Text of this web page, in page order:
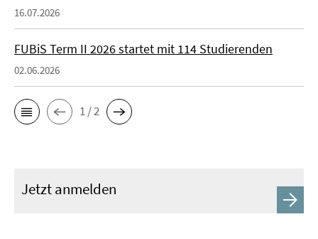
16.07.2026
FUBiS Term II 2026 startet mit 114 Studierenden
02.06.2026
1 / 2
Jetzt anmelden